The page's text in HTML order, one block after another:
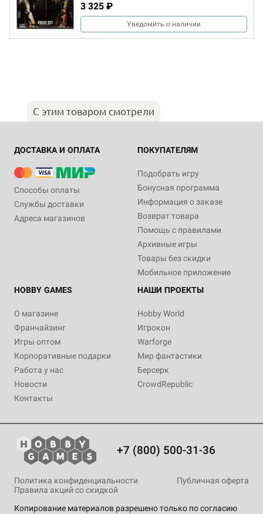
3 325 ₽
Уведомить о наличии
С этим товаром смотрели
ДОСТАВКА И ОПЛАТА
Способы оплаты
Службы доставки
Адреса магазинов
ПОКУПАТЕЛЯМ
Подобрать игру
Бонусная программа
Информация о заказе
Возврат товара
Помощь с правилами
Архивные игры
Товары без скидки
Мобильное приложение
HOBBY GAMES
О магазине
Франчайзинг
Игры оптом
Корпоративные подарки
Работа у нас
Новости
Контакты
НАШИ ПРОЕКТЫ
Hobby World
Игрокон
Warforge
Мир фантастики
Берсерк
CrowdRepublic
+7 (800) 500-31-36
Копирование материалов разрешено только по согласию
Политика конфиденциальности
Публичная оферта
Правила акций со скидкой